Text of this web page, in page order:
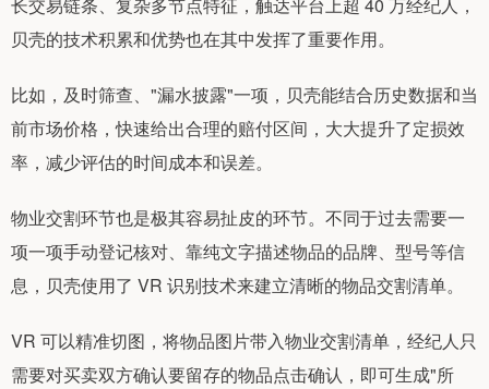
长交易链条、复杂多节点特征，触达平台上超 40 万经纪人，
贝壳的技术积累和优势也在其中发挥了重要作用。
比如，及时筛查、"漏水披露"一项，贝壳能结合历史数据和当
前市场价格，快速给出合理的赔付区间，大大提升了定损效
率，减少评估的时间成本和误差。
物业交割环节也是极其容易扯皮的环节。不同于过去需要一
项一项手动登记核对、靠纯文字描述物品的品牌、型号等信
息，贝壳使用了 VR 识别技术来建立清晰的物品交割清单。
VR 可以精准切图，将物品图片带入物业交割清单，经纪人只
需要对买卖双方确认要留存的物品点击确认，即可生成"所